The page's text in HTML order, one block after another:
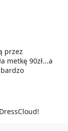
przez
metkę 90zł...a
bardzo